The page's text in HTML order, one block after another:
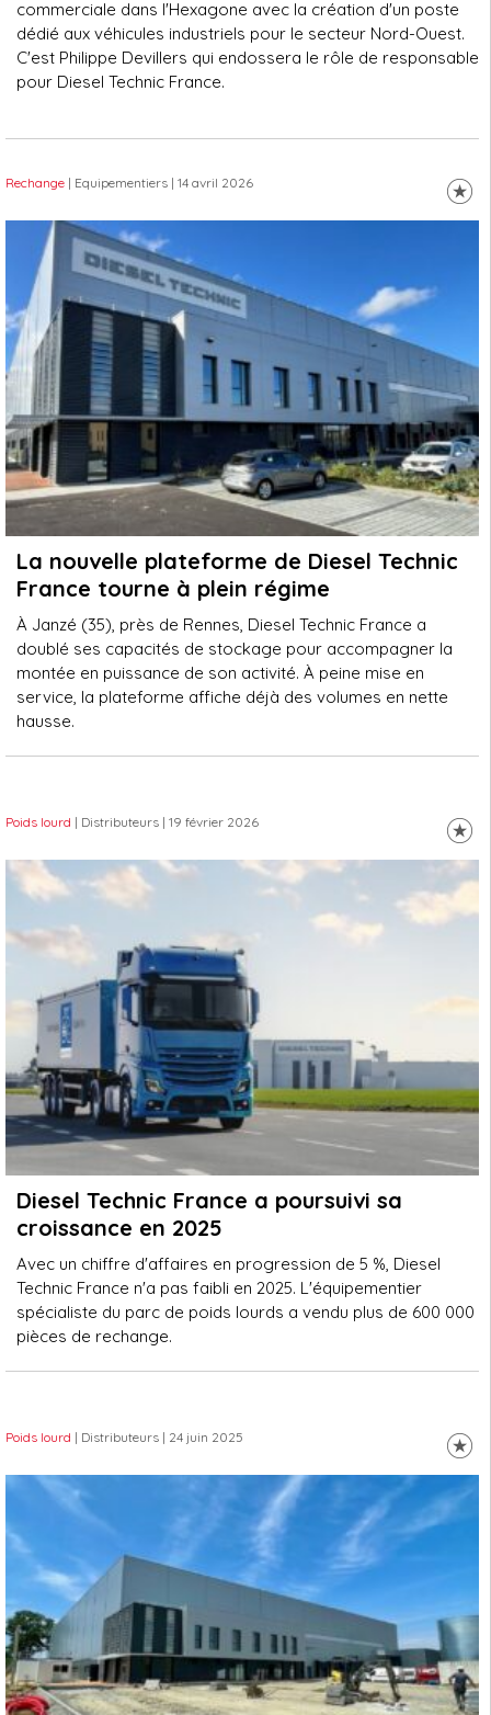
commerciale dans l'Hexagone avec la création d'un poste
dédié aux véhicules industriels pour le secteur Nord-Ouest.
C'est Philippe Devillers qui endossera le rôle de responsable
pour Diesel Technic France.
Rechange | Equipementiers | 14 avril 2026
La nouvelle plateforme de Diesel Technic
France tourne à plein régime
À Janzé (35), près de Rennes, Diesel Technic France a
doublé ses capacités de stockage pour accompagner la
montée en puissance de son activité. À peine mise en
service, la plateforme affiche déjà des volumes en nette
hausse.
Poids lourd | Distributeurs | 19 février 2026
Diesel Technic France a poursuivi sa
croissance en 2025
Avec un chiffre d'affaires en progression de 5 %, Diesel
Technic France n'a pas faibli en 2025. L'équipementier
spécialiste du parc de poids lourds a vendu plus de 600 000
pièces de rechange.
Poids lourd | Distributeurs | 24 juin 2025